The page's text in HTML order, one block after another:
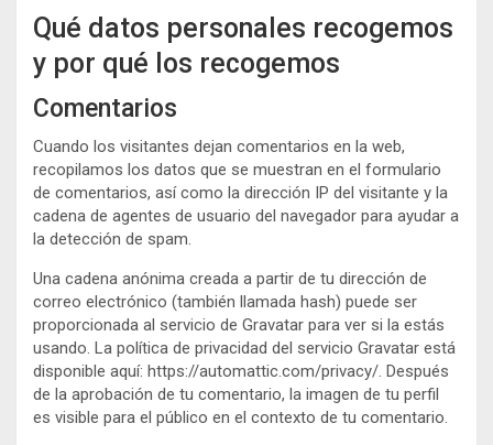
Qué datos personales recogemos
y por qué los recogemos
Comentarios
Cuando los visitantes dejan comentarios en la web,
recopilamos los datos que se muestran en el formulario
de comentarios, así como la dirección IP del visitante y la
cadena de agentes de usuario del navegador para ayudar a
la detección de spam.
Una cadena anónima creada a partir de tu dirección de
correo electrónico (también llamada hash) puede ser
proporcionada al servicio de Gravatar para ver si la estás
usando. La política de privacidad del servicio Gravatar está
disponible aquí: https://automattic.com/privacy/. Después
de la aprobación de tu comentario, la imagen de tu perfil
es visible para el público en el contexto de tu comentario.